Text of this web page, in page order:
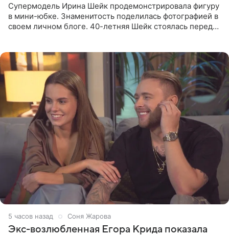
Супермодель Ирина Шейк продемонстрировала фигуру
в мини-юбке. Знаменитость поделилась фотографией в
своем личном блоге. 40-летняя Шейк стоялась перед
5 часов назад Соня Жарова
Экс-возлюбленная Егора Крида показала